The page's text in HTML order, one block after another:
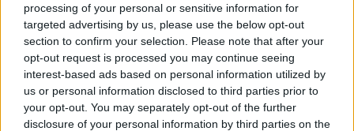
processing of your personal or sensitive information for
targeted advertising by us, please use the below opt-out
section to confirm your selection. Please note that after your
opt-out request is processed you may continue seeing
interest-based ads based on personal information utilized by
us or personal information disclosed to third parties prior to
your opt-out. You may separately opt-out of the further
disclosure of your personal information by third parties on the
vyksta kasdien. Skaičiuojama, kad kiekvieną
dieną dėl jų prarandama apie 1,6 mln. JAV
dolerių. Pastebėkite, kad net ir
dokumentikoje veiksmas vyksta ne kur nors
toli už Atlanto, bet sukasi apie mums puikiai